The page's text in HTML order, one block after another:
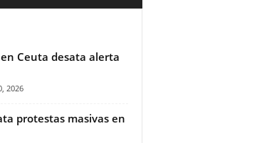
Ceuta desata alerta
2026
protestas masivas en